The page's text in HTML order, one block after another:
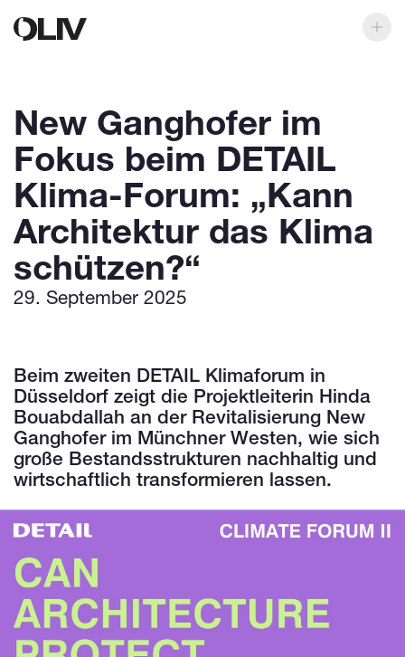
New Ganghofer im
Fokus beim DETAIL
Klima-Forum: „Kann
Architektur das Klima
schützen?“
29. September 2025
Beim zweiten DETAIL Klimaforum in
Düsseldorf zeigt die Projektleiterin Hinda
Bouabdallah an der Revitalisierung New
Ganghofer im Münchner Westen, wie sich
große Bestandsstrukturen nachhaltig und
wirtschaftlich transformieren lassen.